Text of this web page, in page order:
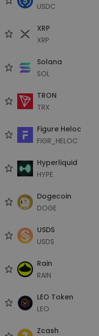
USDC
XRP
XRP
Solana
SOL
TRON
TRX
Figure Heloc
FIGR_HELOC
Hyperliquid
HYPE
Dogecoin
DOGE
USDS
USDS
Rain
RAIN
LEO Token
LEO
Zcash